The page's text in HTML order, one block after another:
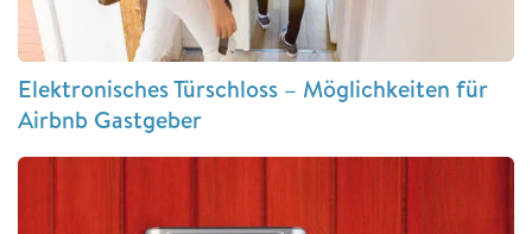
Elektronisches Türschloss – Möglichkeiten für
Airbnb Gastgeber